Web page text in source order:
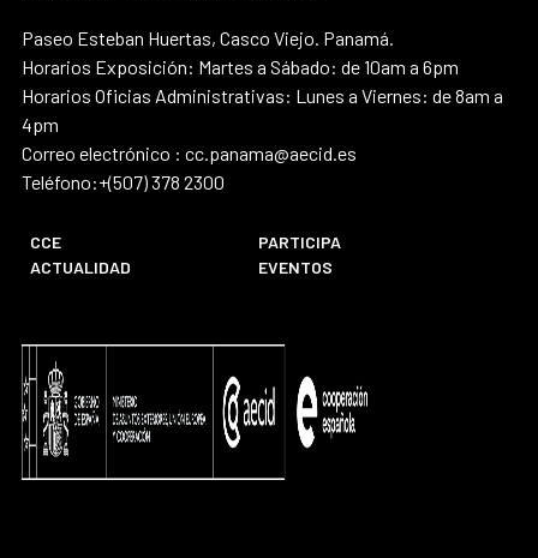
Paseo Esteban Huertas, Casco Viejo. Panamá.
Horarios Exposición: Martes a Sábado: de 10am a 6pm
Horarios Oficias Administrativas: Lunes a Viernes: de 8am a
4pm
Correo electrónico : cc.panama@aecid.es
Teléfono:+(507) 378 2300
CCE
PARTICIPA
ACTUALIDAD
EVENTOS